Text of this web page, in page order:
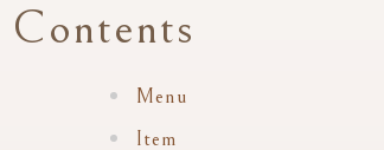
Contents
Menu
Item